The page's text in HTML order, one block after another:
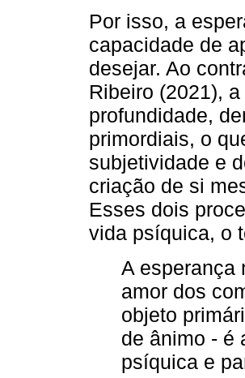
Por isso, a
capacidade de
desejar. Ao
Ribeiro (2021),
profundidade,
primordiais, o
subjetividade e
criação de si
Esses dois
vida psíquica, o
A esperança
amor dos
objeto
de ânimo - é
psíquica e